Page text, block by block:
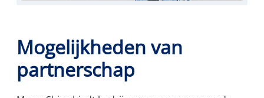
Mogelijkheden van
partnerschap